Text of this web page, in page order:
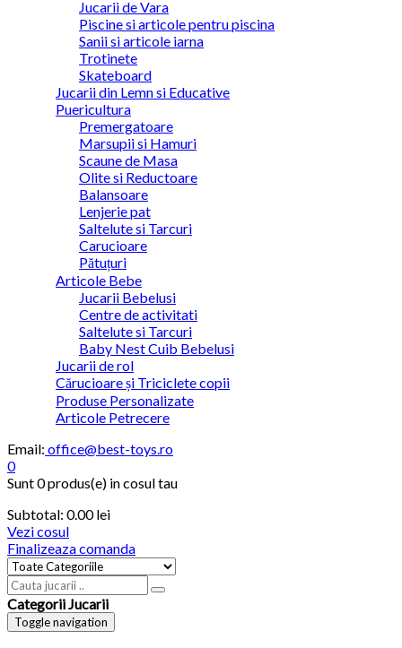
Jucarii de Vara
Piscine si articole pentru piscina
Sanii si articole iarna
Trotinete
Skateboard
Jucarii din Lemn si Educative
Puericultura
Premergatoare
Marsupii si Hamuri
Scaune de Masa
Olite si Reductoare
Balansoare
Lenjerie pat
Saltelute si Tarcuri
Carucioare
Pătuțuri
Articole Bebe
Jucarii Bebelusi
Centre de activitati
Saltelute si Tarcuri
Baby Nest Cuib Bebelusi
Jucarii de rol
Cărucioare și Triciclete copii
Produse Personalizate
Articole Petrecere
Email: office@best-toys.ro
0
Sunt0 produs(e) in cosul tau
Subtotal: 0.00lei
Vezi cosul
Finalizeaza comanda
Categorii Jucarii
Toggle navigation